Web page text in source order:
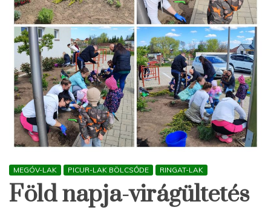
MEGÓV-LAK PICUR-LAK BÖLCSŐDE RINGAT-LAK
Föld napja-virágültetés